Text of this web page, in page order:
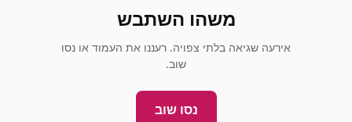
משהו השתבש
אירעה שגיאה בלתי צפויה. רעננו את העמוד או נסו
שוב.
נסו שוב